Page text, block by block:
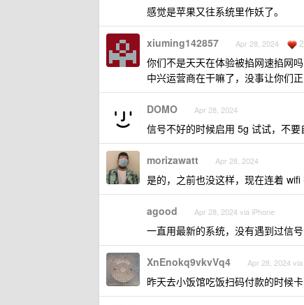
感觉是苹果又往系统里作妖了。
xiuming142857 Apr 28, 2024 2
你们不是天天在体验被掐网速掐网
中兴运营商在干嘛了，没事让你们
DOMO Apr 28, 2024
信号不好的时候启用 5g 试试，不要
morizawatt Apr 28, 2024
是的，之前也没这样，现在连着
agood Apr 28, 2024 via iPhone
一直用最新的系统，没有遇到过信
XnEnokq9vkvVq4 Apr 28, 2024
昨天去小饭馆吃饭扫码付款的时候